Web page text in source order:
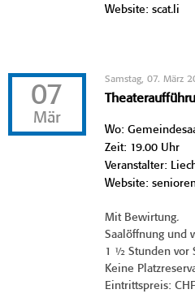
Website: scat.li
07
Mär
Samstag, 07. März
Wo:
Zeit: 19.00 Uhr
Veranstalter:
Website:
Mit Bewirtung.
Saalöffnung und
1 ½ Stunden vor
Keine
Eintrittspreis: